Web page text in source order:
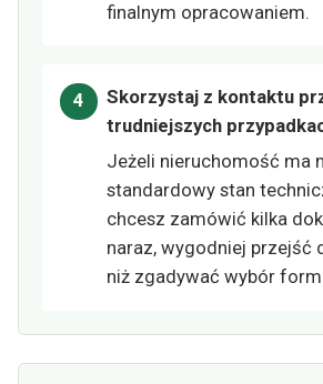
finalnym opracowaniem.
Skorzystaj z kontaktu
trudniejszych
Jeżeli nieruchomość ma
standardowy stan
chcesz zamówić kilka
naraz, wygodniej przejść
niż zgadywać wybór